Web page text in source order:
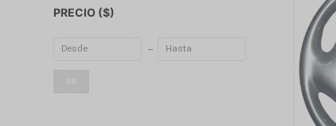
PRECIO ($)